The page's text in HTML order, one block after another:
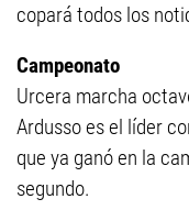
copará todos los
Campeonato
Urcera marcha
Ardusso es el líder
que ya ganó en la
segundo.